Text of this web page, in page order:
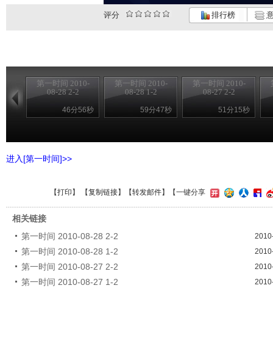
评分 排行榜
第一时间 2010-
08-28 2-2
46分56秒
第一时间 2010-
08-28 1-2
59分47秒
第一时间 2010-
08-27 2-2
51分15秒
进入[第一时间]>>
【打印 】 【复制链接】【转发邮件】 【一键分享
相关链接
第一时间 2010-08-28 2-2
第一时间 2010-08-28 1-2
第一时间 2010-08-27 2-2
第一时间 2010-08-27 1-2